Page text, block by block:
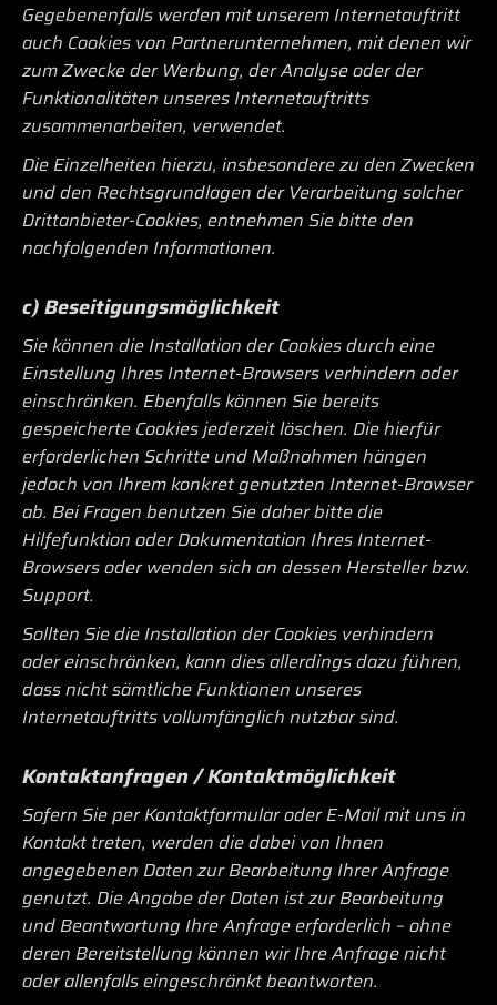
Gegebenenfalls werden mit unserem Internetauftritt
auch Cookies von Partnerunternehmen, mit denen wir
zum Zwecke der Werbung, der Analyse oder der
Funktionalitäten unseres Internetauftritts
zusammenarbeiten, verwendet.
Die Einzelheiten hierzu, insbesondere zu den Zwecken
und den Rechtsgrundlagen der Verarbeitung solcher
Drittanbieter-Cookies, entnehmen Sie bitte den
nachfolgenden Informationen.
c) Beseitigungsmöglichkeit
Sie können die Installation der Cookies durch eine
Einstellung Ihres Internet-Browsers verhindern oder
einschränken. Ebenfalls können Sie bereits
gespeicherte Cookies jederzeit löschen. Die hierfür
erforderlichen Schritte und Maßnahmen hängen
jedoch von Ihrem konkret genutzten Internet-Browser
ab. Bei Fragen benutzen Sie daher bitte die
Hilfefunktion oder Dokumentation Ihres Internet-
Browsers oder wenden sich an dessen Hersteller bzw.
Support.
Sollten Sie die Installation der Cookies verhindern
oder einschränken, kann dies allerdings dazu führen,
dass nicht sämtliche Funktionen unseres
Internetauftritts vollumfänglich nutzbar sind.
Kontaktanfragen / Kontaktmöglichkeit
Sofern Sie per Kontaktformular oder E-Mail mit uns in
Kontakt treten, werden die dabei von Ihnen
angegebenen Daten zur Bearbeitung Ihrer Anfrage
genutzt. Die Angabe der Daten ist zur Bearbeitung
und Beantwortung Ihre Anfrage erforderlich – ohne
deren Bereitstellung können wir Ihre Anfrage nicht
oder allenfalls eingeschränkt beantworten.